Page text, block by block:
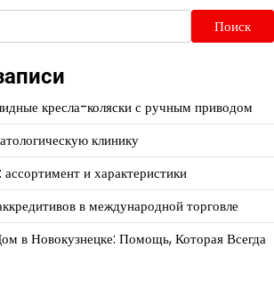
Поиск
кресла-коляски с ручным приводом
клинику
и характеристики
в международной торговле
в Новокузнецке: Помощь, Которая Всегда